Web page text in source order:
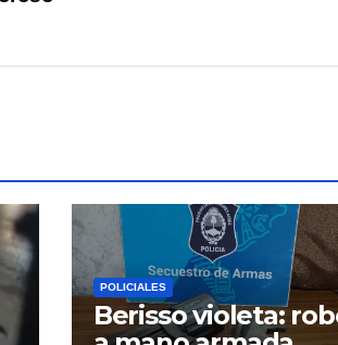
POLICIALES
Berisso violeta: